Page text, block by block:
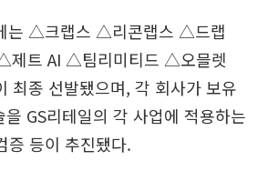
는 △크랩스 △리콘랩스 △드랩
제트 AI △팀리미티드 △오믈렛
최종 선발됐으며, 각 회사가 보유
GS리테일의 각 사업에 적용하는
증 등이 추진됐다.